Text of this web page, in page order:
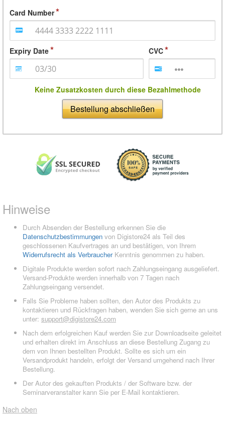
Card Number
Expiry Date CVC
Keine Zusatzkosten durch diese Bezahlmethode
Bestellung abschließen
Hinweise
Durch Absenden der Bestellung erkennen Sie die
Datenschutzbestimmungen von Digistore24 als Teil des
geschlossenen Kaufvertrages an und bestätigen, von Ihrem
Widerrufsrecht als VerbraucherKenntnis genommen zu haben.
Digitale Produkte werden sofort nach Zahlungseingang ausgeliefert.
Versand-Produkte werden innerhalb von 7 Tagen nach
Zahlungseingang versendet.
Falls Sie Probleme haben sollten, den Autor des Produkts zu
kontaktieren und Rückfragen haben, wenden Sie sich gerne an uns
unter: support@digistore24.com
Nach dem erfolgreichen Kauf werden Sie zur Downloadseite geleitet
und erhalten direkt im Anschluss an diese Bestellung Zugang zu
dem von Ihnen bestellten Produkt. Sollte es sich um ein
Versandprodukt handeln, erfolgt der Versand umgehend nach Ihrer
Bestellung.
Der Autor des gekauften Produkts / der Software bzw. der
Seminarveranstalter kann Sie per E-Mail kontaktieren.
Nach oben